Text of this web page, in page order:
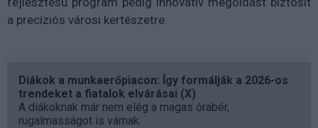
a precíziós városi kertészetre.
Diákok a munkaerőpiacon: Így formálják a 2026-os
trendeket a fiatalok elvárásai (X)
A diákoknak már nem elég a magas órabér,
rugalmasságot is várnak.